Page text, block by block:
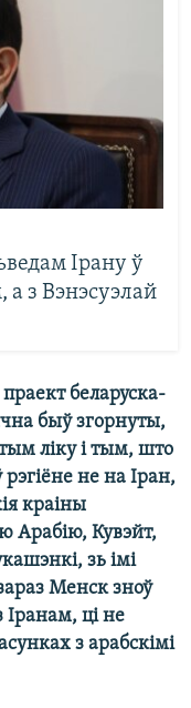
Ірану ў
а з Вэнэсуэлай
беларуска-
быў згорнуты,
ліку і тым, што
не на Іран,
краіны
Арабію, Кувэйт,
зь імі
Менск зноў
Іранам, ці не
з арабскімі